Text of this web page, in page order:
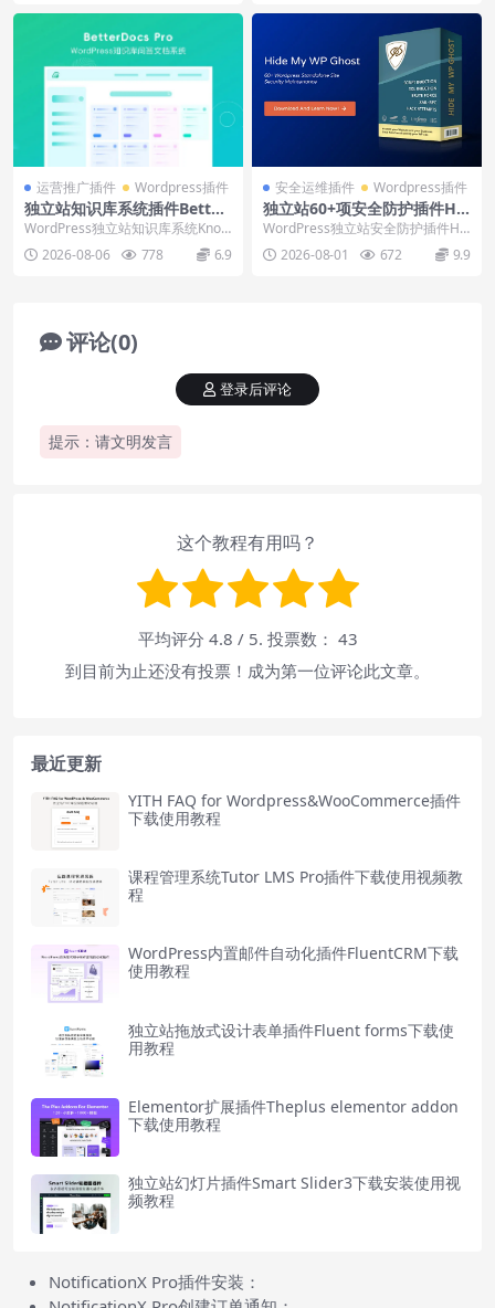
运营推广插件 Wordpress插件
独立站知识库系统插件Better
docs Pro下载安装视频
WordPress独立站知识库系统Know
ledge Base插件betterd...
2026-08-06 778 6.9
安全运维插件 Wordpress插件
独立站60+项安全防护插件Hid
e My WP Ghost下载安装使
WordPress独立站安全防护插件Hid
e My WP Ghost下载安装配置...
2026-08-01 672 9.9
评论(0)
提示：请文明发言
登录后评论
这个教程有用吗？
平均评分 4.8 / 5. 投票数： 43
到目前为止还没有投票！成为第一位评论此文章。
最近更新
YITH FAQ for Wordpress&WooCommerce插件
下载使用教程
课程管理系统Tutor LMS Pro插件下载使用视频教
程
WordPress内置邮件自动化插件FluentCRM下载
使用教程
独立站拖放式设计表单插件Fluent forms下载使
用教程
Elementor扩展插件Theplus elementor addon
下载使用教程
独立站幻灯片插件Smart Slider3下载安装使用视
频教程
NotificationX Pro插件安装：